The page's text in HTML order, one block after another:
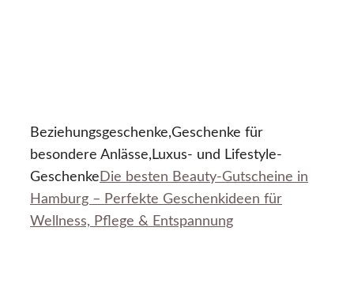
Beziehungsgeschenke,Geschenke für
besondere Anlässe,Luxus- und Lifestyle-
Geschenke Die besten Beauty-Gutscheine in
Hamburg – Perfekte Geschenkideen für
Wellness, Pflege & Entspannung